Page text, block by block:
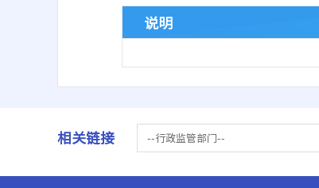
说明
相关链接 --行政监管部门--